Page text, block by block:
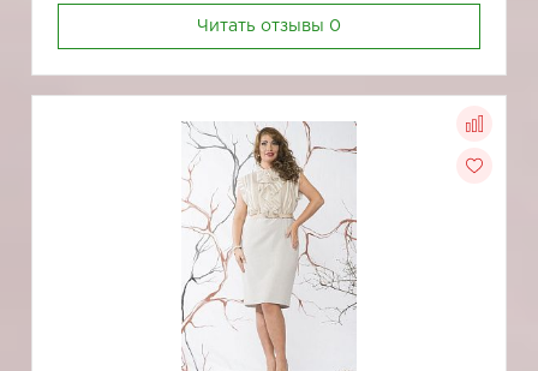
Читать отзывы 0